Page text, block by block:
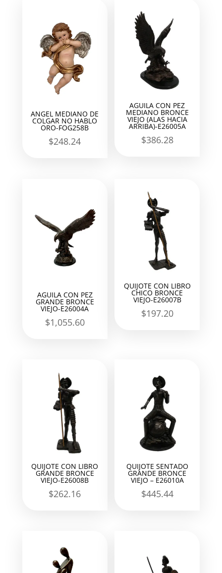
ANGEL MEDIANO DE
COLGAR NO HABLO
ORO-FOG258B
$248.24
AGUILA CON PEZ
MEDIANO BRONCE
VIEJO (ALAS HACIA
ARRIBA)-E26005A
$386.28
AGUILA CON PEZ
GRANDE BRONCE
VIEJO-E26004A
$1,055.60
QUIJOTE CON LIBRO
CHICO BRONCE
VIEJO-E26007B
$197.20
QUIJOTE CON LIBRO
GRANDE BRONCE
VIEJO-E26008B
$262.16
QUIJOTE SENTADO
GRANDE BRONCE
VIEJO – E26010A
$445.44